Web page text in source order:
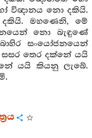
විඥානය නො දකියි.
මහණෙනි, මේ
නො බැඳුණේ
සංයෝජනයෙන්
තෙර දක්නේ යයි
යයි කියනු ලැබේ.